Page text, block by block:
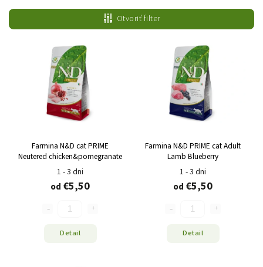
Najdrahšie
Najpredávanejšie
Abecedne
Otvoriť filter
Farmina N&D cat PRIME
Neutered chicken&pomegranate
1 - 3 dni
od €5,50
Detail
Farmina N&D PRIME cat Adult
Lamb Blueberry
1 - 3 dni
od €5,50
Detail